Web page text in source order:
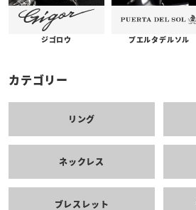
ジゴロウ プエルタデルソル
カテゴリー
リング
ネックレス
ブレスレット